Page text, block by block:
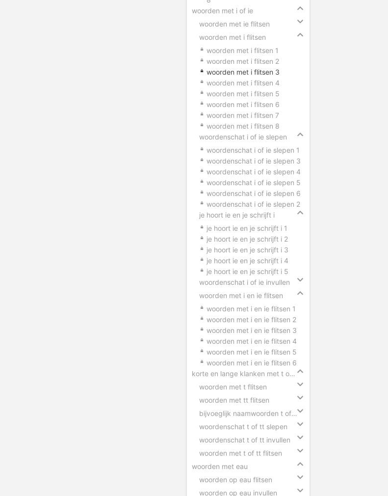
woorden met i of ie
woorden met ie flitsen
woorden met i flitsen
woorden met i flitsen 1
woorden met i flitsen 2
woorden met i flitsen 3
woorden met i flitsen 4
woorden met i flitsen 5
woorden met i flitsen 6
woorden met i flitsen 7
woorden met i flitsen 8
woordenschat i of ie slepen
woordenschat i of ie slepen 1
woordenschat i of ie slepen 3
woordenschat i of ie slepen 4
woordenschat i of ie slepen 5
woordenschat i of ie slepen 6
woordenschat i of ie slepen 2
je hoort ie en je schrijft i
je hoort ie en je schrijft i 1
je hoort ie en je schrijft i 2
je hoort ie en je schrijft i 3
je hoort ie en je schrijft i 4
je hoort ie en je schrijft i 5
woordenschat i of ie invullen
woorden met i en ie flitsen
woorden met i en ie flitsen 1
woorden met i en ie flitsen 2
woorden met i en ie flitsen 3
woorden met i en ie flitsen 4
woorden met i en ie flitsen 5
woorden met i en ie flitsen 6
korte en lange klanken met t of tt
woorden met t flitsen
woorden met tt flitsen
bijvoeglijk naamwoorden t of tt
woordenschat t of tt slepen
woordenschat t of tt invullen
woorden met t of tt flitsen
woorden met eau
woorden op eau flitsen
woorden op eau invullen